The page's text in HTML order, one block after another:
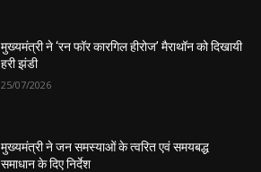
मुख्यमंत्री ने ‘रन फॉर कारगिल हीरोज’ मैराथॉन को दिखायी
हरी झंडी
25/07/2026
मुख्यमंत्री ने जन समस्याओं के त्वरित एवं समयबद्ध
समाधान के दिए निर्देश